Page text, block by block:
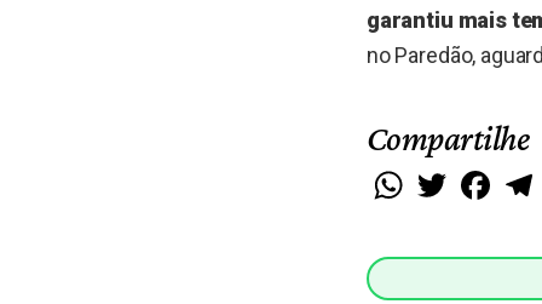
garantiu mais
no Paredão,
Compartilhe
WhatsApp
Twitter